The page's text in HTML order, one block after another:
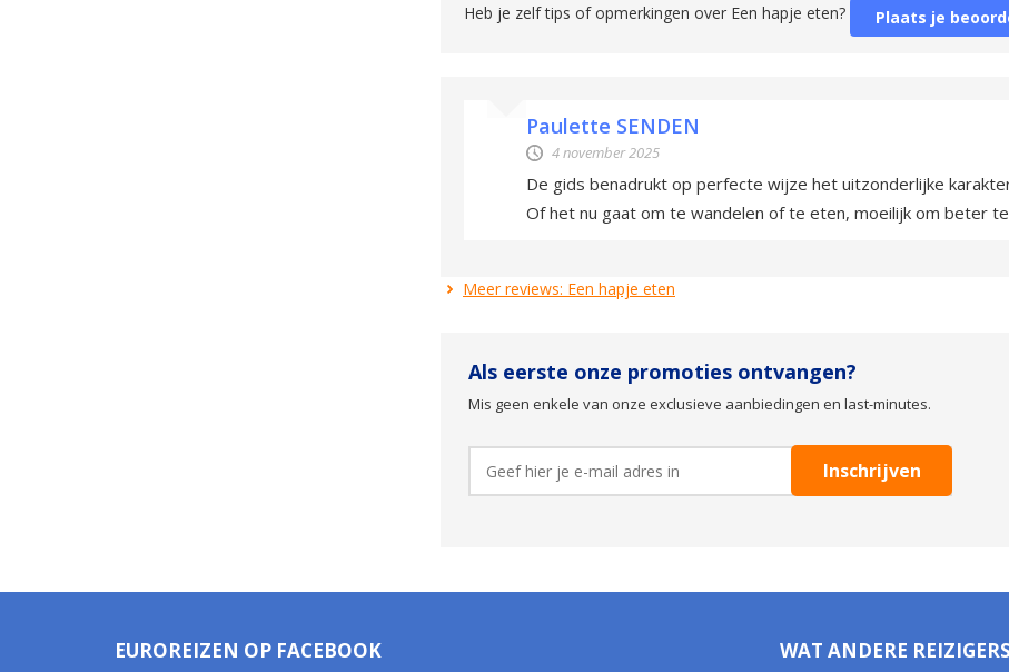
Heb je zelf tips of opmerkingen over Een hapje eten? Plaats je
Paulette SENDEN
4 november 2025
De gids benadrukt op perfecte wijze het uitzonderlijke
Of het nu gaat om te wandelen of te eten, moeilijk om beter
Meer reviews: Een hapje eten
Als eerste onze promoties ontvangen?
Mis geen enkele van onze exclusieve aanbiedingen en last-minutes.
EUROREIZEN OP FACEBOOK WAT ANDERE